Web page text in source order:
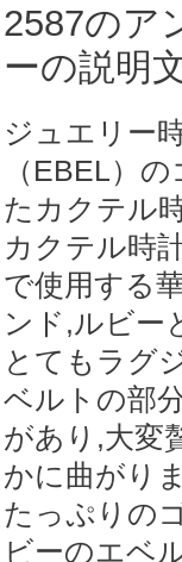
2587のア
ーの説明
ジュエリー
（EBEL）
たカクテル
カクテル時
で使用する
ンド,ルビー
とてもラグ
ベルトの部
があり,大変
かに曲がり
たっぷりの
ビーのエベ